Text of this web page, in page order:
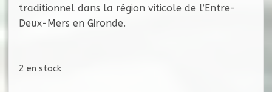
traditionnel dans la région viticole de l’Entre-
Deux-Mers en Gironde.
2 en stock